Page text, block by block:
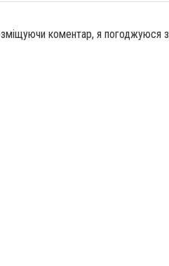
коментар, я погоджуюся з